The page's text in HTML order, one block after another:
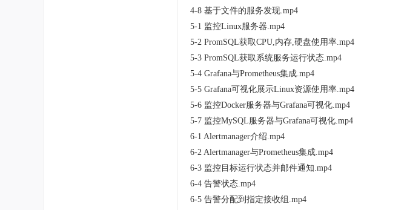
4-8 基于文件的服务发现.mp4
5-1 监控Linux服务器.mp4
5-2 PromSQL获取CPU,内存,硬盘使用率.mp4
5-3 PromSQL获取系统服务运行状态.mp4
5-4 Grafana与Prometheus集成.mp4
5-5 Grafana可视化展示Linux资源使用率.mp4
5-6 监控Docker服务器与Grafana可视化.mp4
5-7 监控MySQL服务器与Grafana可视化.mp4
6-1 Alertmanager介绍.mp4
6-2 Alertmanager与Prometheus集成.mp4
6-3 监控目标运行状态并邮件通知.mp4
6-4 告警状态.mp4
6-5 告警分配到指定接收组.mp4